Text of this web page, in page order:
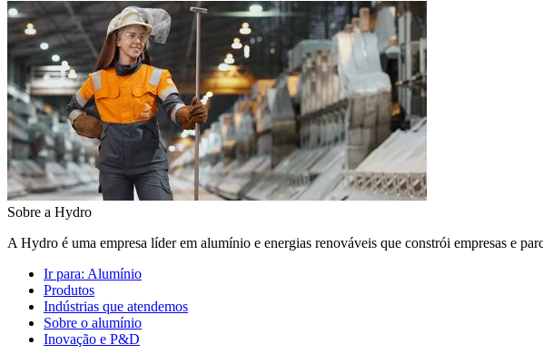
Sobre a Hydro
A Hydro é uma empresa líder em alumínio e energias renováveis que constrói empresas e
Ir para: Alumínio
Produtos
Indústrias que atendemos
Sobre o alumínio
Inovação e P&D